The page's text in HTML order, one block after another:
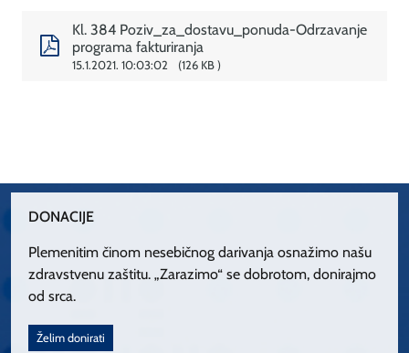
Kl. 384 Poziv_za_dostavu_ponuda-Odrzavanje
programa fakturiranja
15.1.2021. 10:03:02 126 KB
DONACIJE
Plemenitim činom nesebičnog darivanja osnažimo našu
zdravstvenu zaštitu. „Zarazimo“ se dobrotom, donirajmo
od srca.
Želim donirati